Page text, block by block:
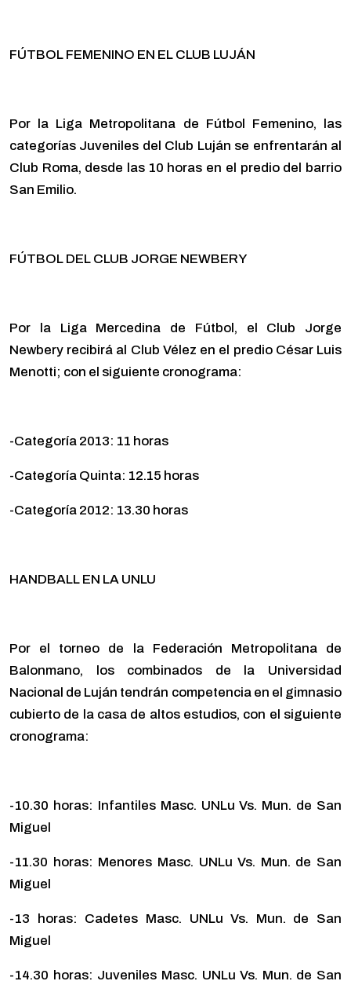
FÚTBOL FEMENINO EN EL CLUB LUJÁN
Por la Liga Metropolitana de Fútbol Femenino, las
categorías Juveniles del Club Luján se enfrentarán al
Club Roma, desde las 10 horas en el predio del barrio
San Emilio.
FÚTBOL DEL CLUB JORGE NEWBERY
Por la Liga Mercedina de Fútbol, el Club Jorge
Newbery recibirá al Club Vélez en el predio César Luis
Menotti; con el siguiente cronograma:
-Categoría 2013: 11 horas
-Categoría Quinta: 12.15 horas
-Categoría 2012: 13.30 horas
HANDBALL EN LA UNLU
Por el torneo de la Federación Metropolitana de
Balonmano, los combinados de la Universidad
Nacional de Luján tendrán competencia en el gimnasio
cubierto de la casa de altos estudios, con el siguiente
cronograma:
-10.30 horas: Infantiles Masc. UNLu Vs. Mun. de San
Miguel
-11.30 horas: Menores Masc. UNLu Vs. Mun. de San
Miguel
-13 horas: Cadetes Masc. UNLu Vs. Mun. de San
Miguel
-14.30 horas: Juveniles Masc. UNLu Vs. Mun. de San